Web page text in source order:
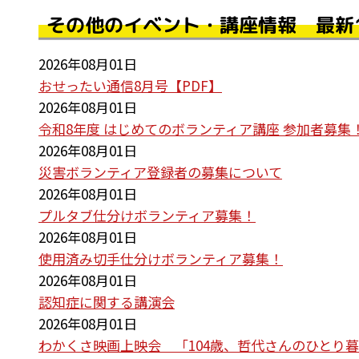
その他のイベント・講座情報 最
2026年08月01日
おせったい通信8月号【PDF】
2026年08月01日
令和8年度 はじめてのボランティア講座 参加者募集！
2026年08月01日
災害ボランティア登録者の募集について
2026年08月01日
プルタブ仕分けボランティア募集！
2026年08月01日
使用済み切手仕分けボランティア募集！
2026年08月01日
認知症に関する講演会
2026年08月01日
わかくさ映画上映会 「104歳、哲代さんのひとり暮